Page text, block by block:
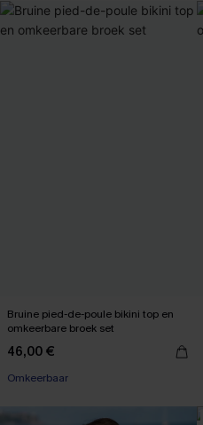
Bruine pied-de-poule bikini top en
omkeerbare broek set
46,00 €
Omkeerbaar